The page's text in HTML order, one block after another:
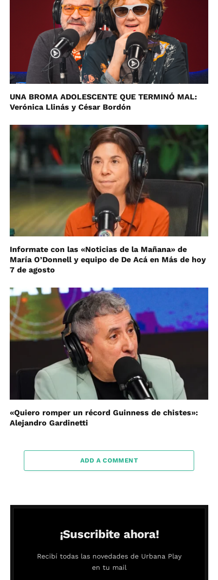
UNA BROMA ADOLESCENTE QUE TERMINÓ MAL:
Verónica Llinás y César Bordón
Informate con las «Noticias de la Mañana» de
María O’Donnell y equipo de De Acá en Más de hoy
7 de agosto
«Quiero romper un récord Guinness de chistes»:
Alejandro Gardinetti
ADD A COMMENT
¡Suscribite ahora!
Recibí todas las novedades de Urbana Play
en tu mail